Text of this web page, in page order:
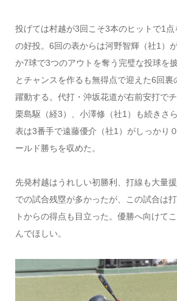
投げては村越が3回こそ3本のヒットで1
の好投。6回の表からは河野智輝（社1）
か7球で3つのアウトを奪う完璧な投球を
とチャンスを作るも無得点で迎えた6回裏
躍動する。代打・沖坂花道が右前安打で
栗島駆（経3）、小澤修（社1）も続きさ
表は3番手で遠藤優介（社1）がしっかり
ールド勝ちを収めた。
先発村越はうれしい初勝利、打線も大量
での試合残塁が多かったが、この試合は
トからの得点も目立った。優勝へ向けて
んでほしい。